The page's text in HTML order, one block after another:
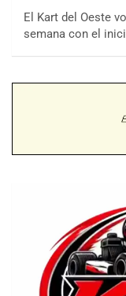
El Kart del Oeste
semana con el